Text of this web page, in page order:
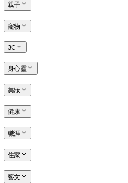
親子
寵物
3C
身心靈
美妝
健康
職涯
住家
藝文